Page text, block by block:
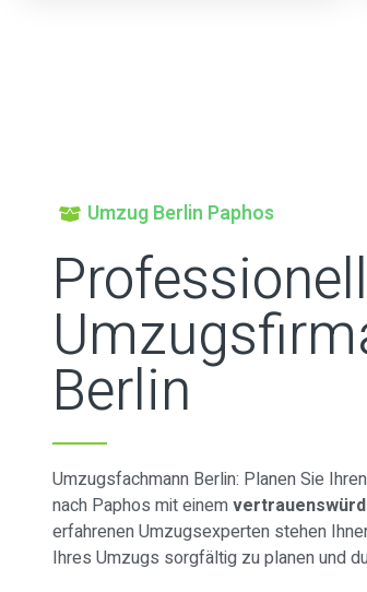
Umzug Berlin Paphos
Berlin
Umzugsfachmann Berlin: Planen Sie
nach Paphos mit einem
erfahrenen Umzugsexperten stehen
Ihres Umzugs sorgfältig zu planen und